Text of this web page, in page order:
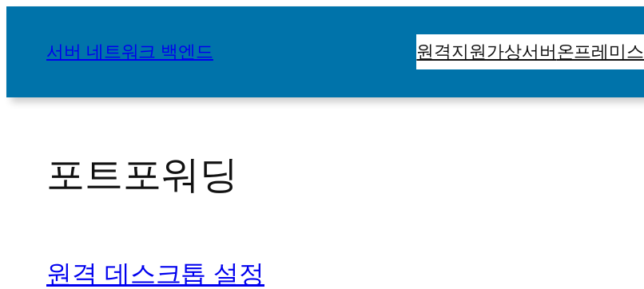
서버 네트워크 백엔드 원격지원가상서버온프레미스
포트포워딩
원격 데스크톱 설정